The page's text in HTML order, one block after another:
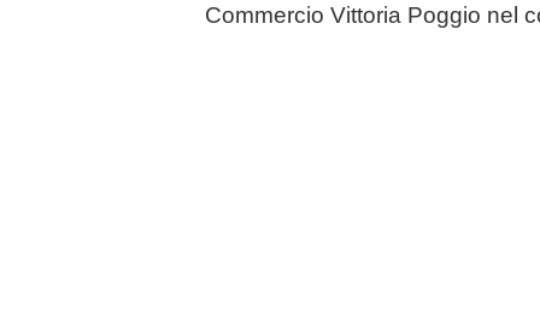
Commercio Vittoria Poggio nel